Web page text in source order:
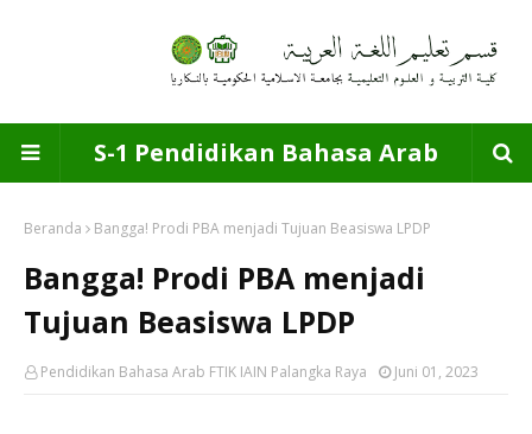
S-1 Pendidikan Bahasa Arab
Beranda Bangga! Prodi PBA menjadi Tujuan Beasiswa LPDP
Bangga! Prodi PBA menjadi
Tujuan Beasiswa LPDP
Pendidikan Bahasa Arab FTIK IAIN Palangka Raya Juni 01, 2023